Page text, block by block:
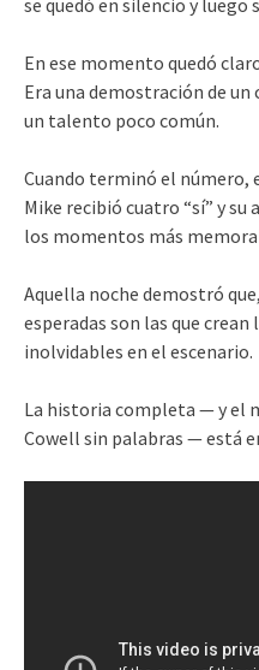
En ese momento quedó
Era una demostración de
un talento poco común.
Cuando terminó el número,
Mike recibió cuatro “sí” y su
los momentos más
Aquella noche demostró
esperadas son las que
inolvidables en el escenario.
La historia completa — y el
Cowell sin palabras — está